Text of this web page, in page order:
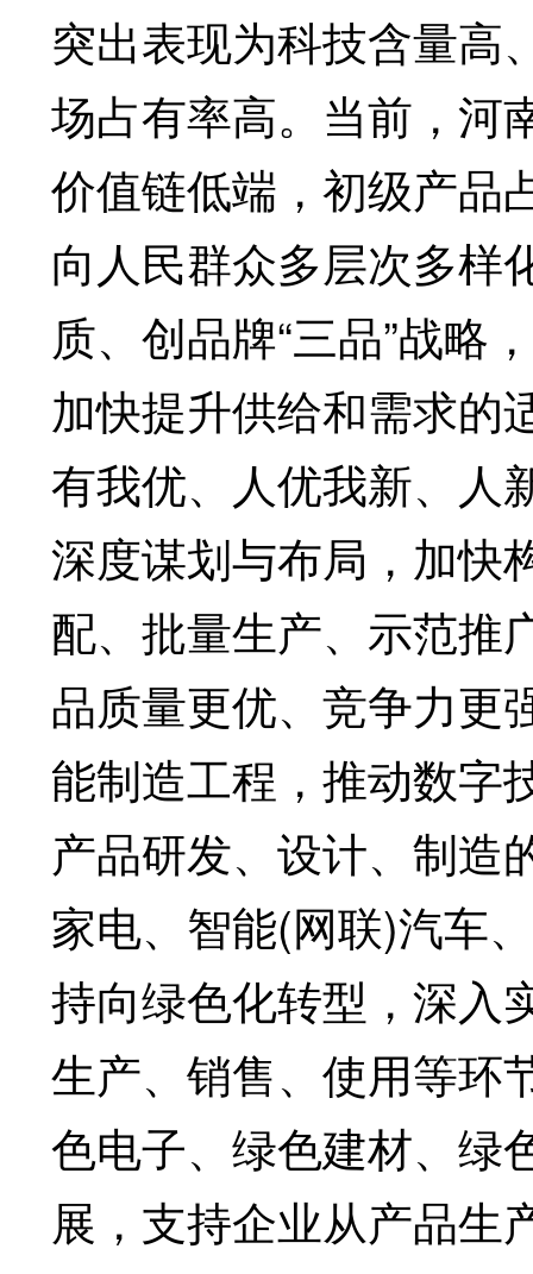
突出表现为科技含量高
场占有率高。当前，河
价值链低端，初级产品
向人民群众多层次多样
质、创品牌“三品”战略
加快提升供给和需求的
有我优、人优我新、人
深度谋划与布局，加快
配、批量生产、示范推
品质量更优、竞争力更
能制造工程，推动数字
产品研发、设计、制造
家电、智能(网联)汽车
持向绿色化转型，深入
生产、销售、使用等环
色电子、绿色建材、绿
展，支持企业从产品生